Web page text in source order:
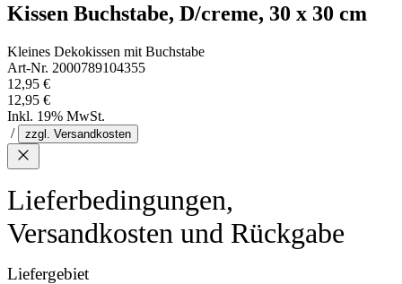
Kissen Buchstabe, D/creme, 30 x 30 cm
Kleines Dekokissen mit Buchstabe
Art-Nr. 2000789104355
12,95 €
12,95 €
Inkl. 19% MwSt.
/
zzgl. Versandkosten
Lieferbedingungen,
Versandkosten und Rückgabe
Liefergebiet